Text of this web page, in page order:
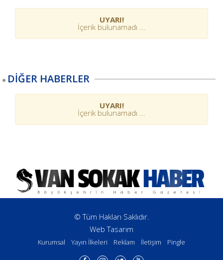
UYARI!
İçerik bulunamadı ...
DİĞER HABERLER
UYARI!
İçerik bulunamadı ...
© Tüm Hakları Saklıdır.
Web Tasarım
Kurumsal Yayın İlkeleri Reklam İletişim Pingle